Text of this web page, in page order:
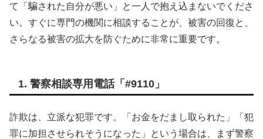
て「騙された自分が悪い」と一人で抱え込まないでくださ
い。すぐに専門の機関に相談することが、被害の回復と、
さらなる被害の拡大を防ぐために非常に重要です。
1. 警察相談専用電話「#9110」
詐欺は、立派な犯罪です。「お金をだまし取られた」「犯
罪に加担させられそうになった」という場合は、まず警察